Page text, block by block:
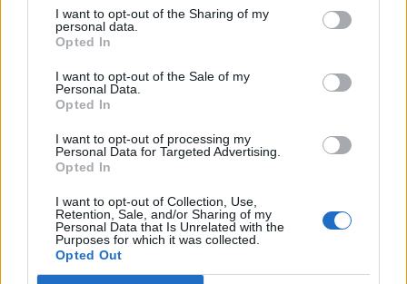
I want to opt-out of the Sharing of my
personal data.
Opted In
I want to opt-out of the Sale of my
Personal Data.
Opted In
I want to opt-out of processing my
Personal Data for Targeted Advertising.
Opted In
I want to opt-out of Collection, Use,
Retention, Sale, and/or Sharing of my
Personal Data that Is Unrelated with the
Purposes for which it was collected.
Opted Out
formación se llevará a cabo en la sede central de
Guaguas Municipales, en Las Palmas de Gran Canaria.
El Ayuntamiento adjudica a la
empresa Hermanos García Álamo las
obras de la MetroGuagua en el
corredor de Venegas y Luis Doreste
Silva